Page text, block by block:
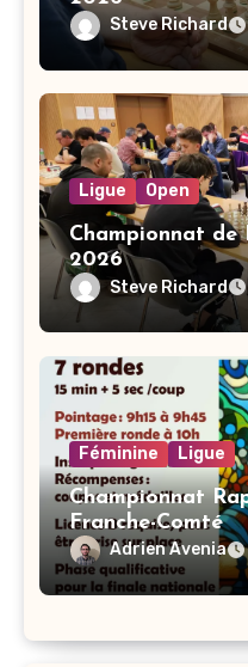
Steve Richard
Ligue Open
Championnat de
2026
Steve Richard
Féminine Ligue
Championnat
Franche-Comté
Adrien Avenia